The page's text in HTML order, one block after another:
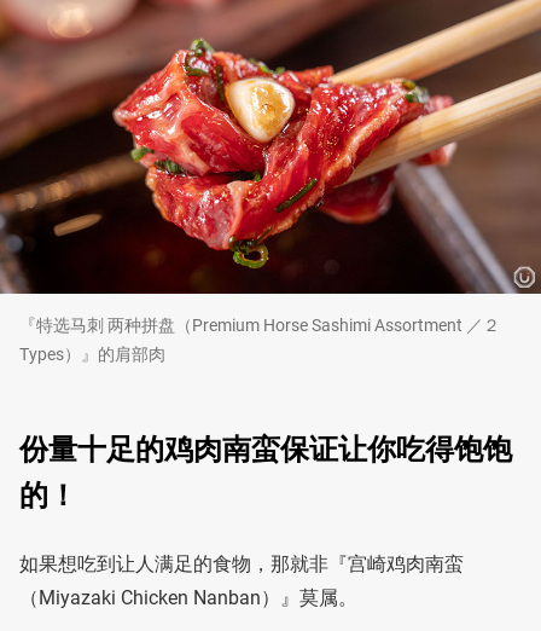
『特选马刺 两种拼盘（Premium Horse Sashimi Assortment ／２
Types）』的肩部肉
份量十足的鸡肉南蛮保证让你吃得饱饱
的！
如果想吃到让人满足的食物，那就非『宫崎鸡肉南蛮
（Miyazaki Chicken Nanban）』莫属。